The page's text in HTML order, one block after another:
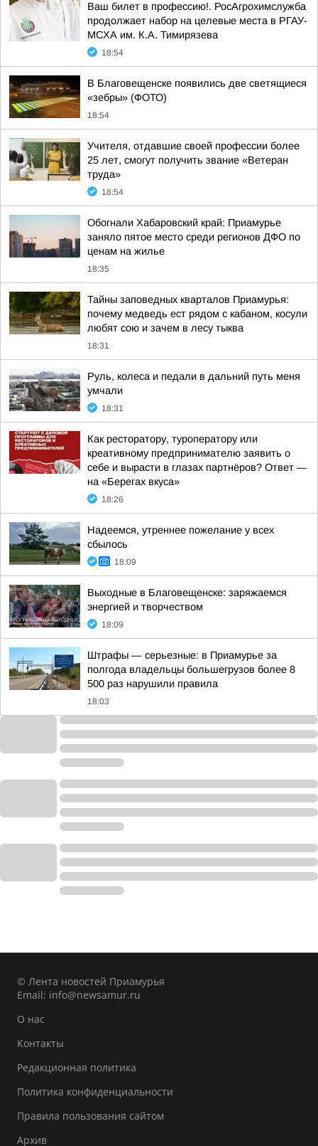
Ваш билет в профессию!. РосАгрохимслужба
продолжает набор на целевые места в РГАУ-
МСХА им. К.А. Тимирязева
18:54
В Благовещенске появились две светящиеся
«зебры» (ФОТО)
18:54
Учителя, отдавшие своей профессии более
25 лет, смогут получить звание «Ветеран
труда»
18:54
Обогнали Хабаровский край: Приамурье
заняло пятое место среди регионов ДФО по
ценам на жилье
18:35
Тайны заповедных кварталов Приамурья:
почему медведь ест рядом с кабаном, косули
любят сою и зачем в лесу тыква
18:31
Руль, колеса и педали в дальний путь меня
умчали
18:31
Как ресторатору, туроператору или
креативному предпринимателю заявить о
себе и вырасти в глазах партнёров? Ответ —
на «Берегах вкуса»
18:26
Надеемся, утреннее пожелание у всех
сбылось
18:09
Выходные в Благовещенске: заряжаемся
энергией и творчеством
18:09
Штрафы — серьезные: в Приамурье за
полгода владельцы большегрузов более 8
500 раз нарушили правила
18:03
© Лента новостей Приамурья
Email: info@newsamur.ru
О нас
Контакты
Редакционная политика
Политика конфиденциальности
Правила пользования сайтом
Архив